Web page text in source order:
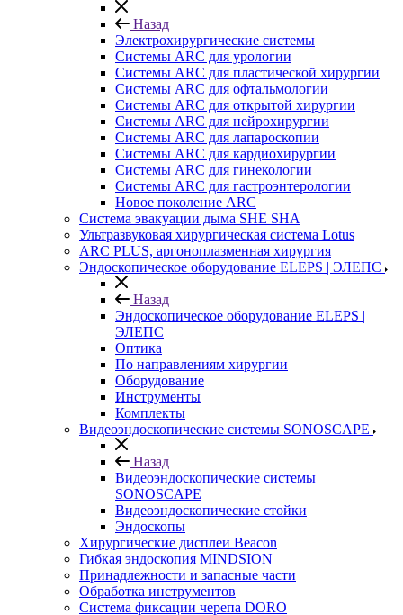
Назад
Электрохирургические системы
Системы ARC для урологии
Системы ARC для пластической хирургии
Системы ARC для офтальмологии
Системы ARC для открытой хирургии
Системы ARC для нейрохирургии
Системы ARC для лапароскопии
Системы ARC для кардиохирургии
Системы ARC для гинекологии
Системы ARC для гастроэнтерологии
Новое поколение ARC
Система эвакуации дыма SHE SHA
Ультразвуковая хирургическая система Lotus
ARC PLUS, аргоноплазменная хирургия
Эндоскопическое оборудование ELEPS | ЭЛЕПС
Назад
Эндоскопическое оборудование ELEPS |
ЭЛЕПС
Оптика
По направлениям хирургии
Оборудование
Инструменты
Комплекты
Видеоэндоскопические системы SONOSCAPE
Назад
Видеоэндоскопические системы
SONOSCAPE
Видеоэндоскопические стойки
Эндоскопы
Хирургические дисплеи Beacon
Гибкая эндоскопия MINDSION
Принадлежности и запасные части
Обработка инструментов
Система фиксации черепа DORO